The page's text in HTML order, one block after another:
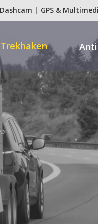
Dashcam GPS &
Trekhaken